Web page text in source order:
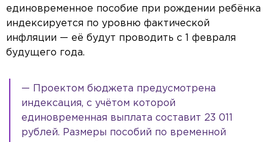
единовременное пособие при рождении ребёнка
индексируется по уровню фактической
инфляции — её будут проводить с 1 февраля
будущего года.
— Проектом бюджета предусмотрена
индексация, с учётом которой
единовременная выплата составит 23 011
рублей. Размеры пособий по временной